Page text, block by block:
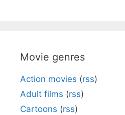
Movie genres
Action movies (rss)
Adult films (rss)
Cartoons (rss)